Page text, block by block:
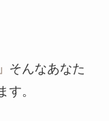
そんなあなた
す。